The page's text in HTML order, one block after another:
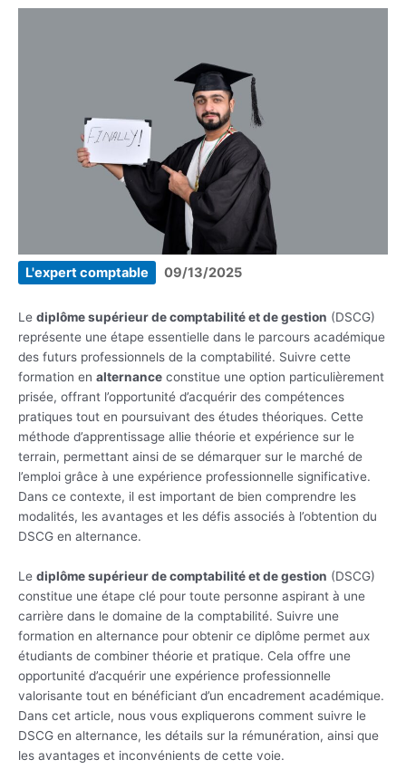
L'expert comptable 09/13/2025
Le diplôme supérieur de comptabilité et de gestion (DSCG)
représente une étape essentielle dans le parcours académique
des futurs professionnels de la comptabilité. Suivre cette
formation en alternance constitue une option particulièrement
prisée, offrant l’opportunité d’acquérir des compétences
pratiques tout en poursuivant des études théoriques. Cette
méthode d’apprentissage allie théorie et expérience sur le
terrain, permettant ainsi de se démarquer sur le marché de
l’emploi grâce à une expérience professionnelle significative.
Dans ce contexte, il est important de bien comprendre les
modalités, les avantages et les défis associés à l’obtention du
DSCG en alternance.
Le diplôme supérieur de comptabilité et de gestion (DSCG)
constitue une étape clé pour toute personne aspirant à une
carrière dans le domaine de la comptabilité. Suivre une
formation en alternance pour obtenir ce diplôme permet aux
étudiants de combiner théorie et pratique. Cela offre une
opportunité d’acquérir une expérience professionnelle
valorisante tout en bénéficiant d’un encadrement académique.
Dans cet article, nous vous expliquerons comment suivre le
DSCG en alternance, les détails sur la rémunération, ainsi que
les avantages et inconvénients de cette voie.